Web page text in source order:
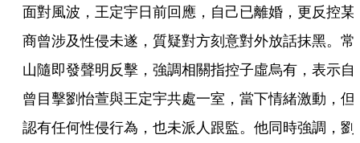
面對風波，王定宇日前回應，自己已離婚，更反控某
商曾涉及性侵未遂，質疑對方刻意對外放話抹黑。常
山隨即發聲明反擊，強調相關指控子虛烏有，表示自
曾目擊劉怡萱與王定宇共處一室，當下情緒激動，但
認有任何性侵行為，也未派人跟監。他同時強調，劉